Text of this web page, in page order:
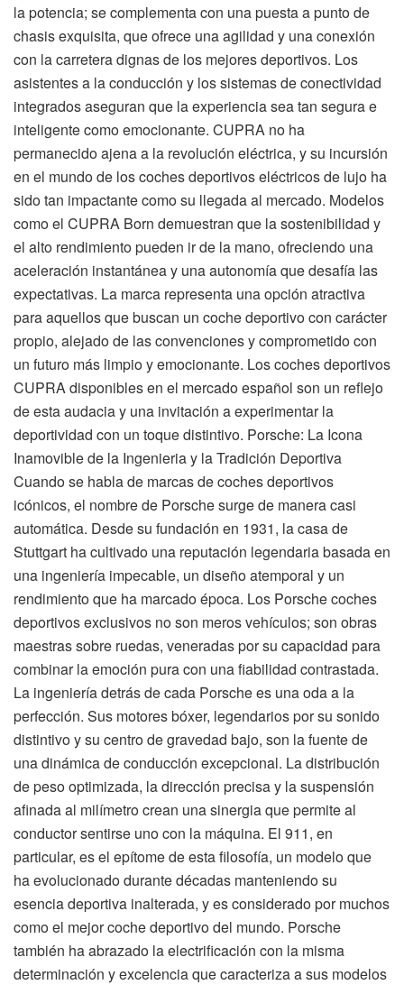
la potencia; se complementa con una puesta a punto de
chasis exquisita, que ofrece una agilidad y una conexión
con la carretera dignas de los mejores deportivos. Los
asistentes a la conducción y los sistemas de conectividad
integrados aseguran que la experiencia sea tan segura e
inteligente como emocionante. CUPRA no ha
permanecido ajena a la revolución eléctrica, y su incursión
en el mundo de los coches deportivos eléctricos de lujo ha
sido tan impactante como su llegada al mercado. Modelos
como el CUPRA Born demuestran que la sostenibilidad y
el alto rendimiento pueden ir de la mano, ofreciendo una
aceleración instantánea y una autonomía que desafía las
expectativas. La marca representa una opción atractiva
para aquellos que buscan un coche deportivo con carácter
propio, alejado de las convenciones y comprometido con
un futuro más limpio y emocionante. Los coches deportivos
CUPRA disponibles en el mercado español son un reflejo
de esta audacia y una invitación a experimentar la
deportividad con un toque distintivo. Porsche: La Icona
Inamovible de la Ingenieria y la Tradición Deportiva
Cuando se habla de marcas de coches deportivos
icónicos, el nombre de Porsche surge de manera casi
automática. Desde su fundación en 1931, la casa de
Stuttgart ha cultivado una reputación legendaria basada en
una ingeniería impecable, un diseño atemporal y un
rendimiento que ha marcado época. Los Porsche coches
deportivos exclusivos no son meros vehículos; son obras
maestras sobre ruedas, veneradas por su capacidad para
combinar la emoción pura con una fiabilidad contrastada.
La ingeniería detrás de cada Porsche es una oda a la
perfección. Sus motores bóxer, legendarios por su sonido
distintivo y su centro de gravedad bajo, son la fuente de
una dinámica de conducción excepcional. La distribución
de peso optimizada, la dirección precisa y la suspensión
afinada al milímetro crean una sinergia que permite al
conductor sentirse uno con la máquina. El 911, en
particular, es el epítome de esta filosofía, un modelo que
ha evolucionado durante décadas manteniendo su
esencia deportiva inalterada, y es considerado por muchos
como el mejor coche deportivo del mundo. Porsche
también ha abrazado la electrificación con la misma
determinación y excelencia que caracteriza a sus modelos